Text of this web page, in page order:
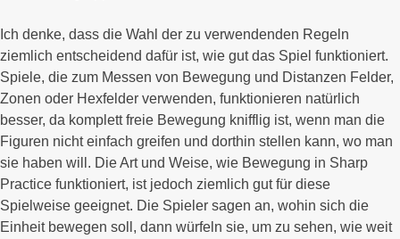
Ich denke, dass die Wahl der zu verwendenden Regeln
ziemlich entscheidend dafür ist, wie gut das Spiel funktioniert.
Spiele, die zum Messen von Bewegung und Distanzen Felder,
Zonen oder Hexfelder verwenden, funktionieren natürlich
besser, da komplett freie Bewegung knifflig ist, wenn man die
Figuren nicht einfach greifen und dorthin stellen kann, wo man
sie haben will. Die Art und Weise, wie Bewegung in Sharp
Practice funktioniert, ist jedoch ziemlich gut für diese
Spielweise geeignet. Die Spieler sagen an, wohin sich die
Einheit bewegen soll, dann würfeln sie, um zu sehen, wie weit